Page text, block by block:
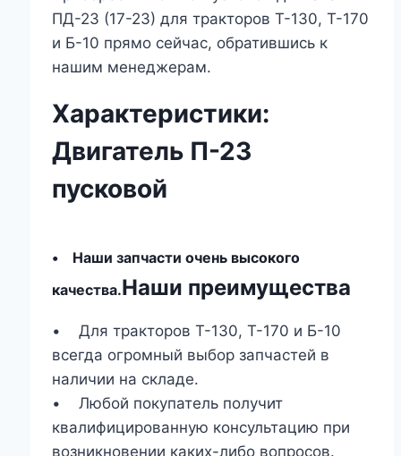
ПД-23 (17-23) для тракторов Т-130, Т-170
и Б-10 прямо сейчас, обратившись к
нашим менеджерам.
Характеристики:
Двигатель П-23
пусковой
• Наши запчасти очень высокого
качества.Наши преимущества
• Для тракторов Т-130, Т-170 и Б-10
всегда огромный выбор запчастей в
наличии на складе.
• Любой покупатель получит
квалифицированную консультацию при
возникновении каких-либо вопросов.